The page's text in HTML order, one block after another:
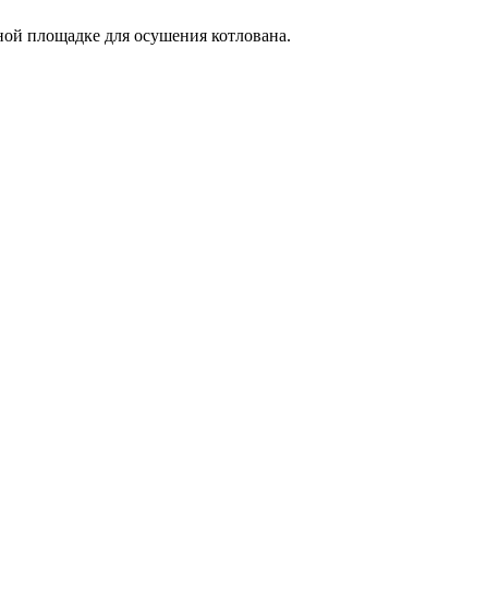
площадке для осушения котлована.